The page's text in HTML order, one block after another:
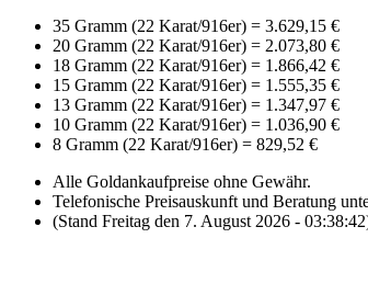
35 Gramm (22 Karat/916er) = 3.629,15 €
20 Gramm (22 Karat/916er) = 2.073,80 €
18 Gramm (22 Karat/916er) = 1.866,42 €
15 Gramm (22 Karat/916er) = 1.555,35 €
13 Gramm (22 Karat/916er) = 1.347,97 €
10 Gramm (22 Karat/916er) = 1.036,90 €
8 Gramm (22 Karat/916er) = 829,52 €
Alle Goldankaufpreise ohne Gewähr.
Telefonische Preisauskunft und Beratung
(Stand Freitag den 7. August 2026 -